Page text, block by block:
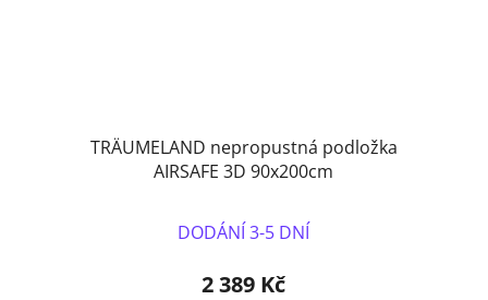
TRÄUMELAND nepropustná podložka
AIRSAFE 3D 90x200cm
DODÁNÍ 3-5 DNÍ
2 389 Kč